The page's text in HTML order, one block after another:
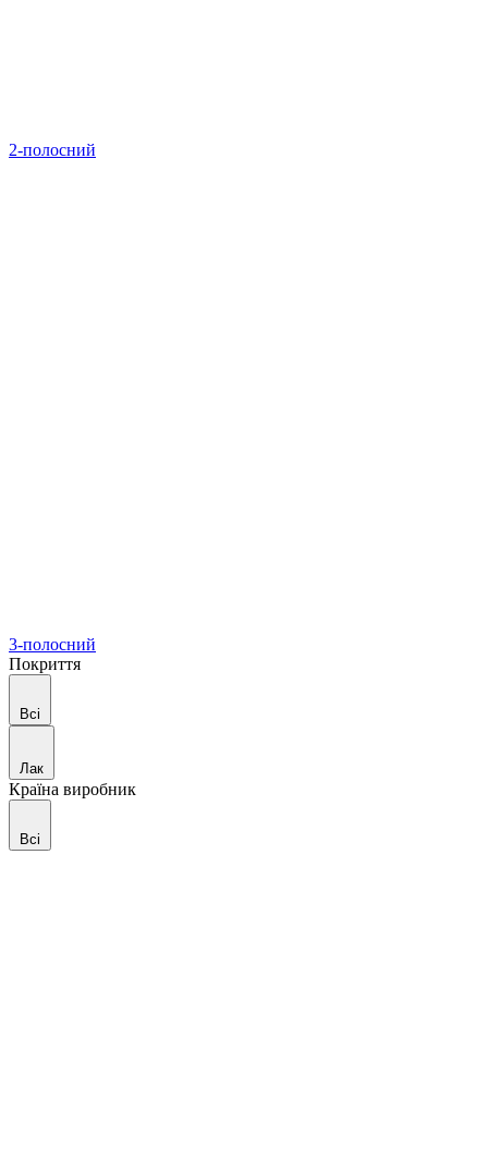
2-полосний
3-полосний
Покриття
Всі
Лак
Країна виробник
Всі